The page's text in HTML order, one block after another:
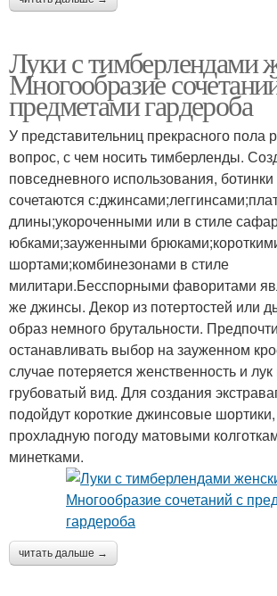
Луки с тимберлендами
Многообразие
предметами гардероба
У представительниц прекрасного пола
вопрос, с чем носить тимберленды.
повседневного использования,
сочетаются
длины;укороченными или в стиле
юбками;зауженными
шортами;комбинезонами в стиле
милитари.Бесспорными фаворитами
же джинсы. Декор из потертостей или
образ немного брутальности.
останавливать выбор на зауженном
случае потеряется женственность и
грубоватый вид. Для создания
подойдут короткие джинсовые
прохладную погоду матовыми
минетками.
читать дальше →